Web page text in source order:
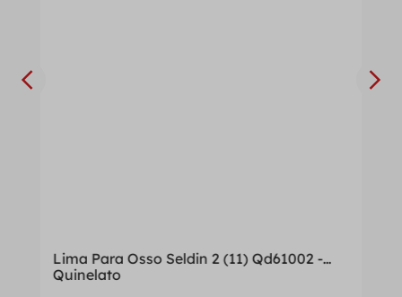
Lima Para Osso Seldin 2 (11) Qd61002 -
Quinelato